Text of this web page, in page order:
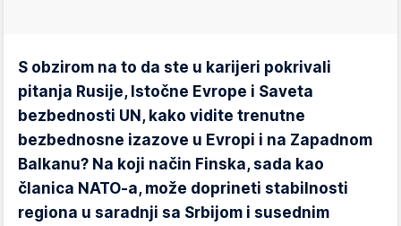
S obzirom na to da ste u karijeri pokrivali
pitanja Rusije, Istočne Evrope i Saveta
bezbednosti UN, kako vidite trenutne
bezbednosne izazove u Evropi i na Zapadnom
Balkanu? Na koji način Finska, sada kao
članica NATO-a, može doprineti stabilnosti
regiona u saradnji sa Srbijom i susednim